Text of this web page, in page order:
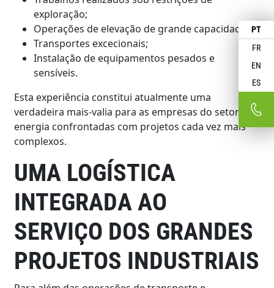
PT
FR
EN
ES
exploração;
Operações de elevação de grande capacidade;
Transportes excecionais;
Instalação de equipamentos pesados e
sensíveis.
Esta experiência constitui atualmente uma
verdadeira mais-valia para as empresas do setor da
energia confrontadas com projetos cada vez mais
complexos.
UMA LOGÍSTICA
INTEGRADA AO
SERVIÇO DOS GRANDES
PROJETOS INDUSTRIAIS